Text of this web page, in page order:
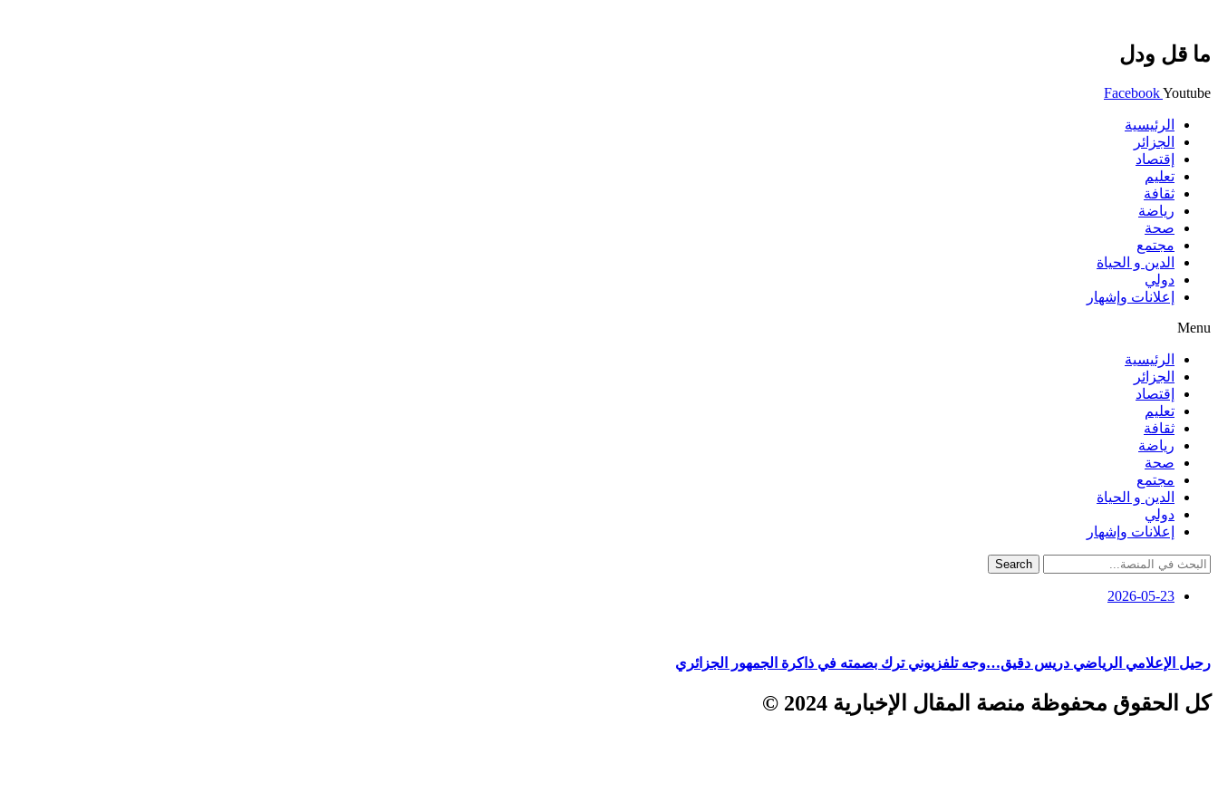
ما قل ودل
FacebookYoutube
الرئيسية
الجزائر
إقتصاد
تعليم
ثقافة
رياضة
صحة
مجتمع
الدين و الحياة
دولي
إعلانات وإشهار
Menu
الرئيسية
الجزائر
إقتصاد
تعليم
ثقافة
رياضة
صحة
مجتمع
الدين و الحياة
دولي
إعلانات وإشهار
Search
2026-05-23
رحيل الإعلامي الرياضي دريس دقيق…وجه تلفزيوني ترك بصمته في ذاكرة الجمهور الجزائري
كل الحقوق محفوظة منصة المقال الإخبارية 2024 ©